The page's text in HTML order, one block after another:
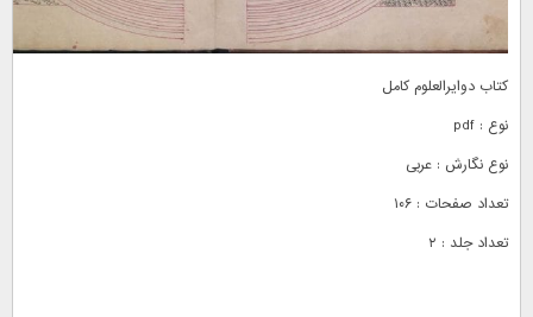
کتاب دوایرالعلوم کامل
نوع : pdf
نوع نگارش : عربی
تعداد صفحات : ۱۰۶
تعداد جلد : ۲